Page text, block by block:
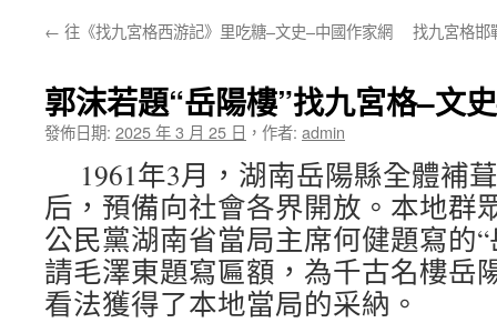
← 往《找九宮格西游記》里吃糖–文史–中國作家網 找九宮格邯
郭沫若題“岳陽樓”找九宮格–文
發佈日期: 2025 年 3 月 25 日 ， 作者: admin
1961年3月，湖南岳陽縣全體補
后，預備向社會各界開放。本地群
公民黨湖南省當局主席何健題寫的
請毛澤東題寫匾額，為千古名樓岳
看法獲得了本地當局的采納。